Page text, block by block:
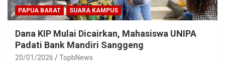
PAPUA BARAT SUARA KAMPUS
Dana KIP Mulai Dicairkan, Mahasiswa UNIPA
Padati Bank Mandiri Sanggeng
20/01/2026 TopbNews